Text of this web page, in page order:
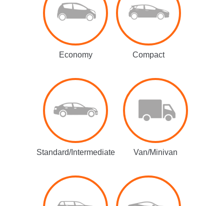
Economy Compact
Standard/Intermediate Van/Minivan